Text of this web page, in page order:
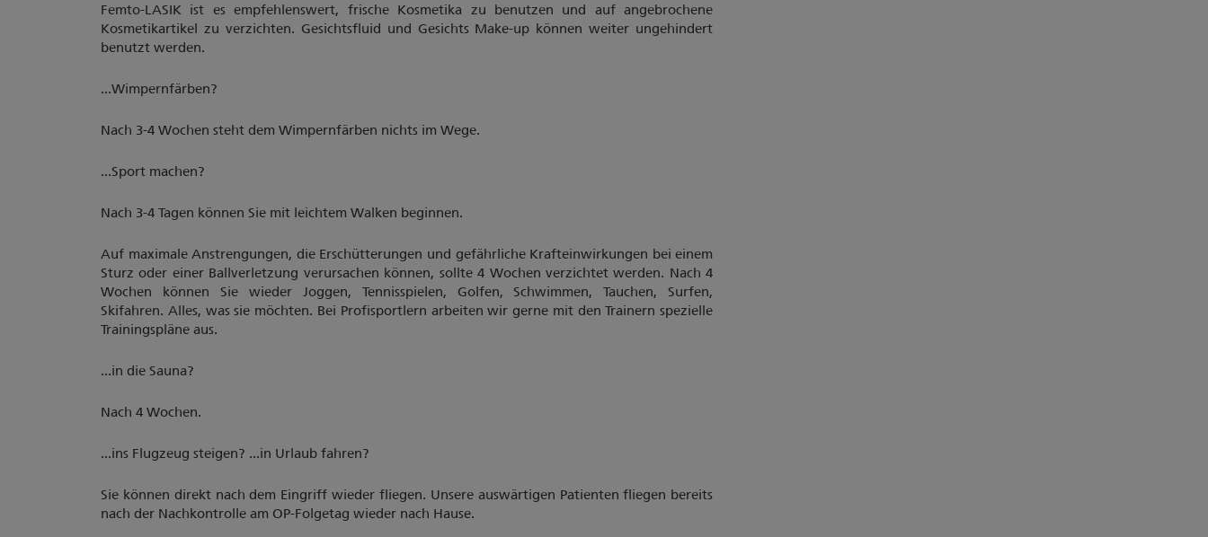
Femto-LASIK ist es empfehlenswert, frische Kosmetika zu benutzen und auf angebrochene
Kosmetikartikel zu verzichten. Gesichtsfluid und Gesichts Make-up können weiter ungehindert
benutzt werden.
...Wimpernfärben?
Nach 3-4 Wochen steht dem Wimpernfärben nichts im Wege.
...Sport machen?
Nach 3-4 Tagen können Sie mit leichtem Walken beginnen.
Auf maximale Anstrengungen, die Erschütterungen und gefährliche Krafteinwirkungen bei einem
Sturz oder einer Ballverletzung verursachen können, sollte 4 Wochen verzichtet werden. Nach 4
Wochen können Sie wieder Joggen, Tennisspielen, Golfen, Schwimmen, Tauchen, Surfen,
Skifahren. Alles, was sie möchten. Bei Profisportlern arbeiten wir gerne mit den Trainern spezielle
Trainingspläne aus.
...in die Sauna?
Nach 4 Wochen.
...ins Flugzeug steigen? ...in Urlaub fahren?
Sie können direkt nach dem Eingriff wieder fliegen. Unsere auswärtigen Patienten fliegen bereits
nach der Nachkontrolle am OP-Folgetag wieder nach Hause.